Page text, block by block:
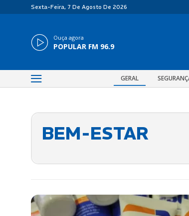
Sexta-Feira, 7 De Agosto De 2026
Ouça agora
POPULAR FM 96.9
GERAL
BEM-ESTAR